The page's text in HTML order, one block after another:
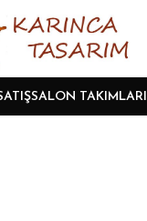
SALON TAKIMLARI